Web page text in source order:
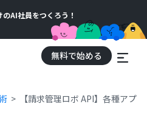
AI社員をつくろう！
無料で始める
【請求管理ロボ API】各種アプ